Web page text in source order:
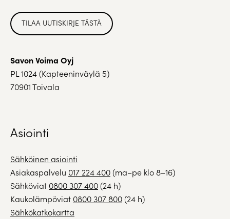
TILAA UUTISKIRJE TÄSTÄ
Savon Voima Oyj
PL 1024 (Kapteeninväylä 5)
70901 Toivala
Asiointi
Sähköinen asiointi
Asiakaspalvelu 017 224 400(ma–pe klo 8–16)
Sähköviat 0800 307 400(24 h)
Kaukolämpöviat 0800 307 800(24 h)
Sähkökatkokartta